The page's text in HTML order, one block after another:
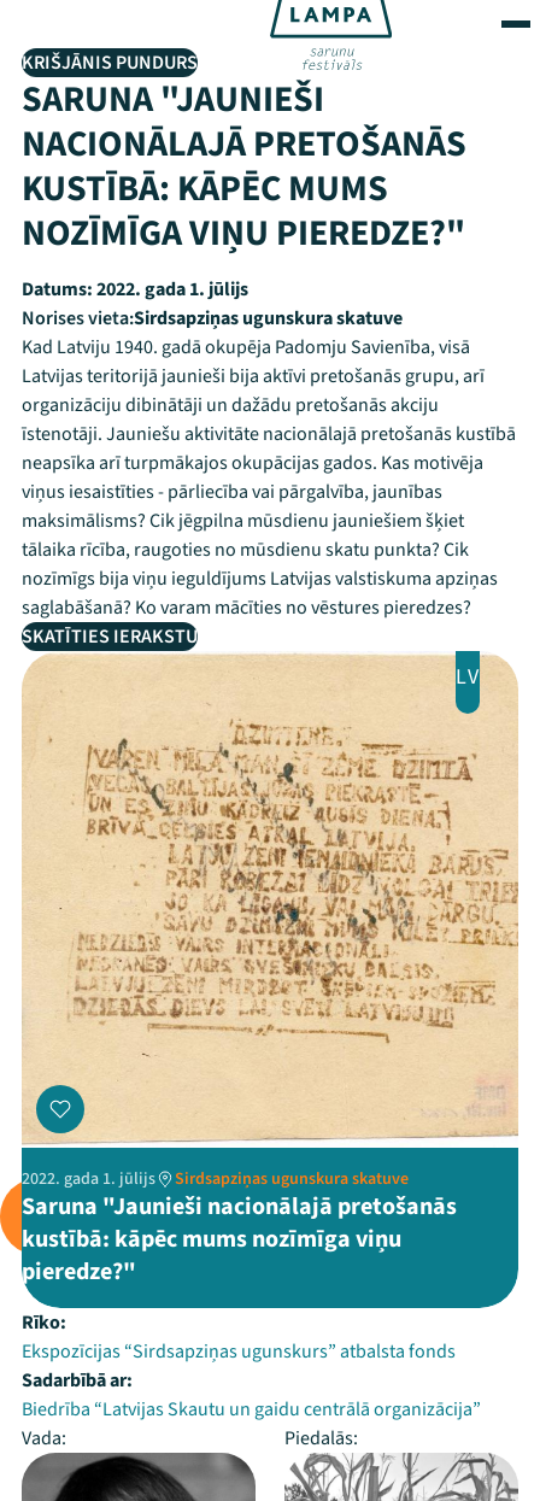
KRIŠJĀNIS PUNDURS
SARUNA "JAUNIEŠI
NACIONĀLAJĀ PRETOŠANĀS
KUSTĪBĀ: KĀPĒC MUMS
NOZĪMĪGA VIŅU PIEREDZE?"
Datums:2022. gada 1. jūlijs
Norises vieta:Sirdsapziņas ugunskura skatuve
Kad Latviju 1940. gadā okupēja Padomju Savienība, visā
Latvijas teritorijā jaunieši bija aktīvi pretošanās grupu, arī
organizāciju dibinātāji un dažādu pretošanās akciju
īstenotāji. Jauniešu aktivitāte nacionālajā pretošanās kustībā
neapsīka arī turpmākajos okupācijas gados. Kas motivēja
viņus iesaistīties - pārliecība vai pārgalvība, jaunības
maksimālisms? Cik jēgpilna mūsdienu jauniešiem šķiet
tālaika rīcība, raugoties no mūsdienu skatu punkta? Cik
nozīmīgs bija viņu ieguldījums Latvijas valstiskuma apziņas
saglabāšanā? Ko varam mācīties no vēstures pieredzes?
SKATĪTIES IERAKSTU
LV
2022. gada 1. jūlijs Sirdsapziņas ugunskura skatuve
Saruna "Jaunieši nacionālajā pretošanās
kustībā: kāpēc mums nozīmīga viņu
pieredze?"
Rīko:
Ekspozīcijas “Sirdsapziņas ugunskurs” atbalsta fonds
Sadarbībā ar:
Biedrība “Latvijas Skautu un gaidu centrālā organizācija”
Vada:
Piedalās: